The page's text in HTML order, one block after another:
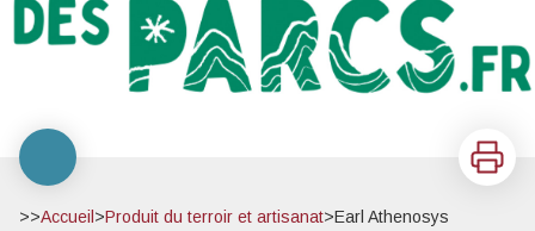
Imprimer
>>Accueil >Produit du terroir et artisanat>Earl Athenosys